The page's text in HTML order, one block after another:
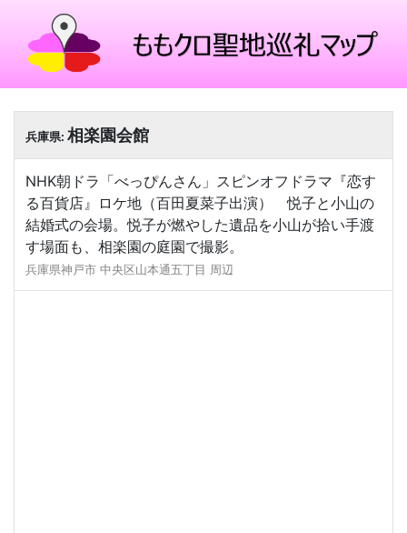
兵庫県: 相楽園会館
NHK朝ドラ「べっぴんさん」スピンオフドラマ『恋す
る百貨店』ロケ地（百田夏菜子出演） 悦子と小山の
結婚式の会場。悦子が燃やした遺品を小山が拾い手渡
す場面も、相楽園の庭園で撮影。
兵庫県神戸市 中央区山本通五丁目 周辺